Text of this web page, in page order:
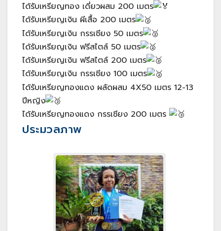
ได้รับเหรียญทอง เดี่ยวผสม 200 เมตร
ได้รับเหรียญเงิน ผีเสื้อ 200 เมตร
ได้รับเหรียญเงิน กรรเชียง 50 เมตร
ได้รับเหรียญเงิน ฟรีสไตล์ 50 เมตร
ได้รับเหรียญเงิน ฟรีสไตล์ 200 เมตร
ได้รับเหรียญเงิน กรรเชียง 100 เมตร
ได้รับเหรียญทองแดง ผลัดผสม 4X50 เมตร 12-13
ปีหญิง
ได้รับเหรียญทองแดง กรรเชียง 200 เมตร
ประมวลภาพ